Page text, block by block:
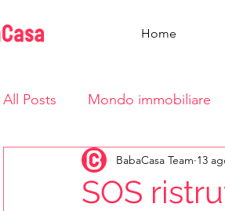
Home
All Posts Mondo immobiliare
Vita in casa
SOS
BabaCasa Team 13